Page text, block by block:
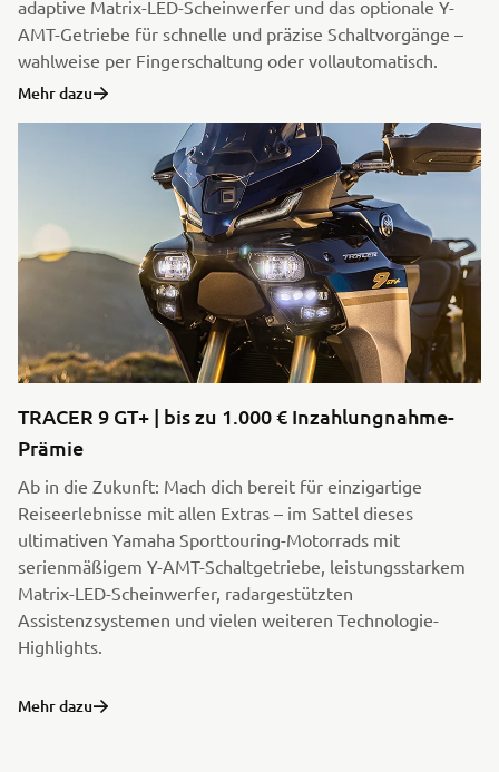
adaptive Matrix-LED-Scheinwerfer und das optionale Y-
AMT-Getriebe für schnelle und präzise Schaltvorgänge –
wahlweise per Fingerschaltung oder vollautomatisch.
Mehr dazu
TRACER 9 GT+ | bis zu 1.000 € Inzahlungnahme-
Prämie
Ab in die Zukunft: Mach dich bereit für einzigartige
Reiseerlebnisse mit allen Extras – im Sattel dieses
ultimativen Yamaha Sporttouring-Motorrads mit
serienmäßigem Y-AMT-Schaltgetriebe, leistungsstarkem
Matrix-LED-Scheinwerfer, radargestützten
Assistenzsystemen und vielen weiteren Technologie-
Highlights.
Mehr dazu